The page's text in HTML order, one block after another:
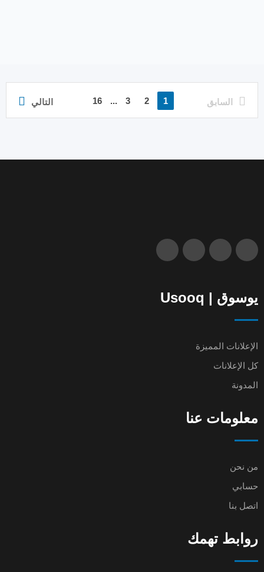
السابق 1
2
3
...
16 التالي
يوسوق | Usooq
الإعلانات المميزة
كل الإعلانات
المدونة
معلومات عنا
من نحن
حسابي
اتصل بنا
روابط تهمك